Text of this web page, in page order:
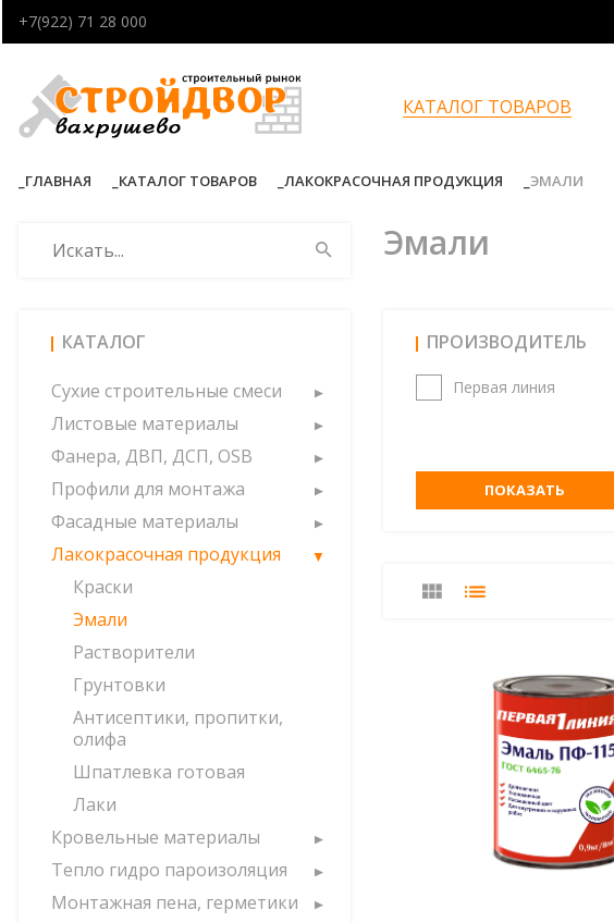
+7(922) 71 28 000
КАТАЛОГ ТОВАРОВ
ГЛАВНАЯ КАТАЛОГ ТОВАРОВ ЛАКОКРАСОЧНАЯ ПРОДУКЦИЯ ЭМАЛИ
КАТАЛОГ
Сухие строительные смеси
Листовые материалы
Фанера, ДВП, ДСП, OSB
Профили для монтажа
Фасадные материалы
Лакокрасочная продукция
Краски
Эмали
Растворители
Грунтовки
Антисептики, пропитки,
олифа
Шпатлевка готовая
Лаки
Кровельные материалы
Тепло гидро пароизоляция
Монтажная пена, герметики
Эмали
ПРОИЗВОДИТЕЛЬ
Первая линия
ПОКАЗАТЬ